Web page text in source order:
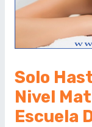
Solo
Nivel
Escuela